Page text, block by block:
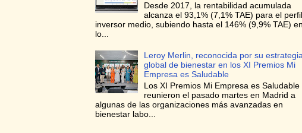
Desde 2017, la rentabilidad acumulada
alcanza el 93,1% (7,1% TAE) para el
inversor medio, subiendo hasta el 146% (9,9% TAE) en
lo...
Leroy Merlin, reconocida por su estrategia
global de bienestar en los XI Premios Mi
Empresa es Saludable
Los XI Premios Mi Empresa es Saludable
reunieron el pasado martes en Madrid a
algunas de las organizaciones más avanzadas en
bienestar labo...